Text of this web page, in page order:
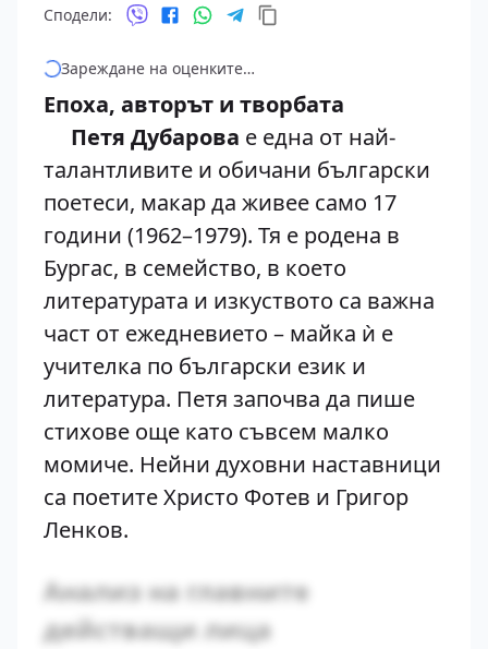
Сподели:
Зареждане на оценките…
Епоха, авторът и творбата
Петя Дубарова е една от най-
талантливите и обичани български
поетеси, макар да живее само 17
години (1962–1979). Тя е родена в
Бургас, в семейство, в което
литературата и изкуството са важна
част от ежедневието – майка ѝ е
учителка по български език и
литература. Петя започва да пише
стихове още като съвсем малко
момиче. Нейни духовни наставници
са поетите Христо Фотев и Григор
Ленков.
Анализ на главните
действащи лица